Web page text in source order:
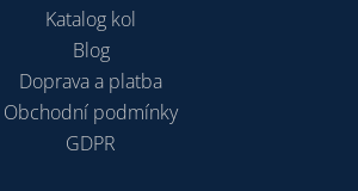
Katalog kol
Blog
Doprava a platba
Obchodní podmínky
GDPR